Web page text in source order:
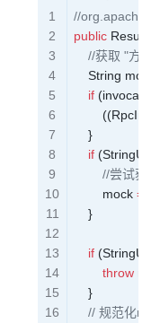
//
public Result
//获取 "方
    String
mock
    if
    }
    if
(StringUtils
//尝试
        mock
=
    }
    if
(StringUtils
        throw
    }
// 规范化